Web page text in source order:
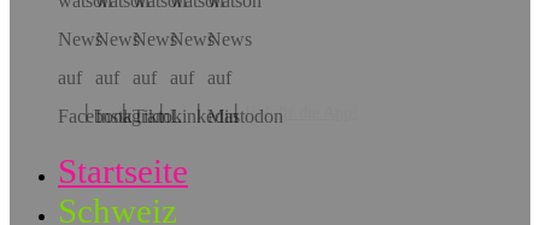
Hol dir die App!
Startseite
Schweiz